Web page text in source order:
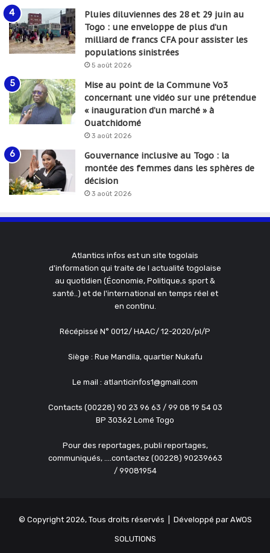
Pluies diluviennes des 28 et 29 juin au
Togo : une enveloppe de plus d’un
milliard de francs CFA pour assister les
populations sinistrées
5 août 2026
Mise au point de la Commune Vo3
concernant une vidéo sur une prétendue
« inauguration d’un marché » à
Ouatchidomé
3 août 2026
Gouvernance inclusive au Togo : la
montée des femmes dans les sphères de
décision
3 août 2026
Atlantics infos est un site togolais
d'information qui traite de l actualité togolaise
au quotidien (Économie, Politique,s sport &
santé..) et de l'international en temps réel et
en continu.
Récépissé N° 0012/ HAAC/ 12-2020/pl/P
Siège : Rue Mandila, quartier Nukafu
Le mail : atlanticinfos1@gmail.com
Contacts (00228) 90 23 96 63 / 99 08 19 54 03
BP 30362 Lomé Togo
Pour des reportages, publi reportages,
communiqués, ....contactez (00228) 90239663
/ 99081954
© Copyright 2026, Tous droits réservés | Développé par AWOS
SOLUTIONS